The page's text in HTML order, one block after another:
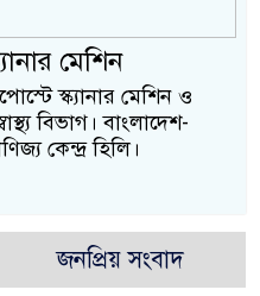
মেশিন
স্ক্যানার মেশিন ও
বিভাগ। বাংলাদেশ-
কেন্দ্র হিলি।
জনপ্রিয় সংবাদ